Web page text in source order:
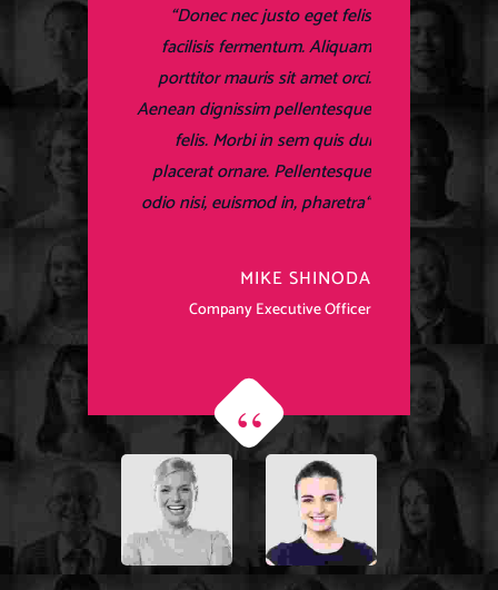
Donec nec justo eget felis
facilisis fermentum. Aliquam
porttitor mauris sit amet orci.
Aenean dignissim pellentesque
felis. Morbi in sem quis dui
placerat ornare. Pellentesque
odio nisi, euismod in, pharetra
MIKE SHINODA
Company Executive Officer
facilisis fermentum. Aliquam
porttitor mauris sit amet orci.
Aenean dignissim pellentesque
felis. Morbi in sem quis dui
placerat ornare. Pellentesque
odio nisi, euismod in, pharetra